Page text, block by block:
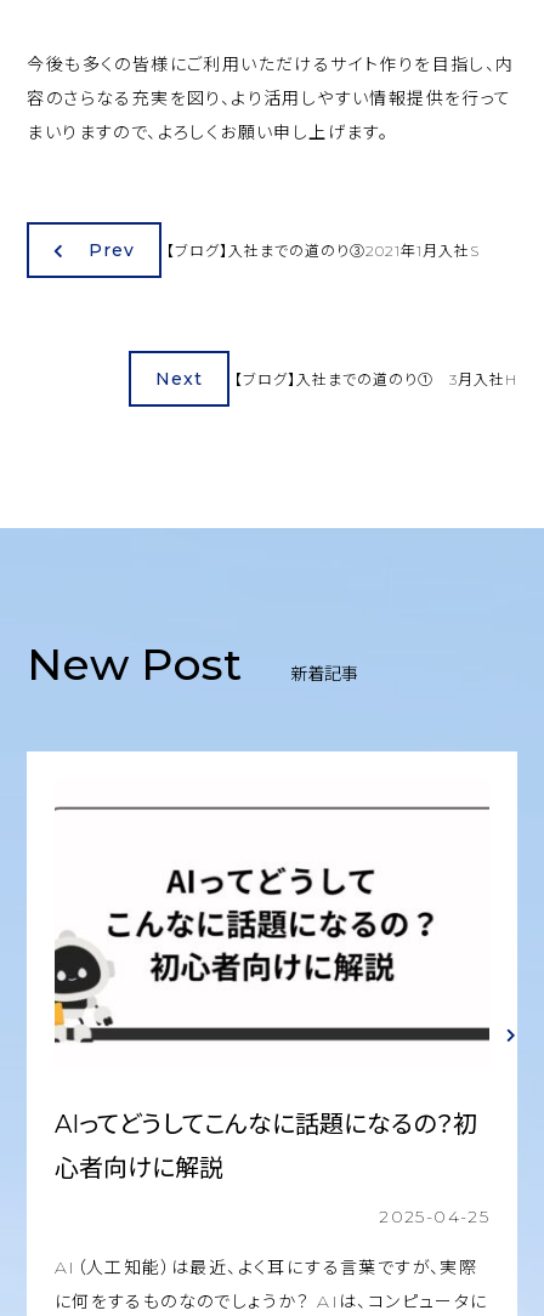
今後も多くの皆様にご利用いただけるサイト作りを目指し、内
容のさらなる充実を図り、より活用しやすい情報提供を行って
まいりますので、よろしくお願い申し上げます。
Prev 【ブログ】入社までの道のり③2021年1月入社S
Next 【ブログ】入社までの道のり① 3月入社H
New Post 新着記事
AIってどうしてこんなに話題になるの？初
心者向けに解説
2025-04-25
AI（人工知能）は最近、よく耳にする言葉ですが、実際
に何をするものなのでしょうか？ AIは、コンピュータに